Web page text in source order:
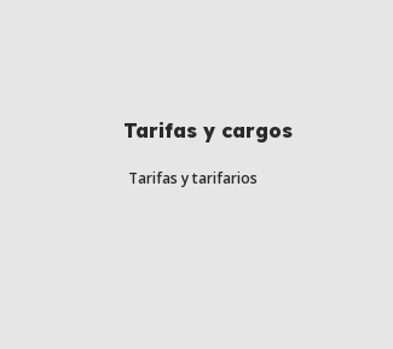
Tarifas y cargos
Tarifas y tarifarios